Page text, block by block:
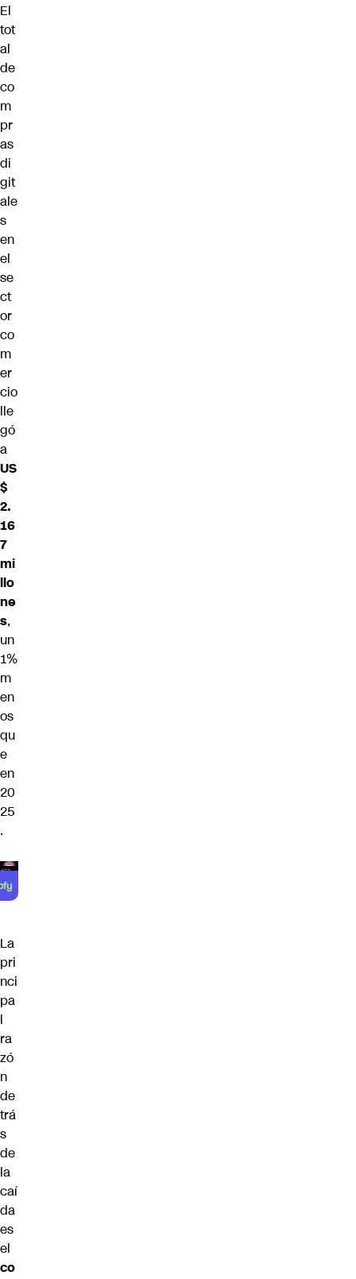
El
tot
al
de
co
m
pr
as
di
git
ale
s
en
el
se
ct
or
co
m
er
cio
lle
gó
a
US
$
2.
16
7
mi
llo
ne
s,
un
1%
m
en
os
qu
e
en
20
25
.
La
pri
nci
pa
l
ra
zó
n
de
trá
s
de
la
caí
da
es
el
co